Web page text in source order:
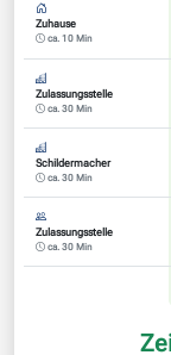
Zuhause
ca. 10 Min
Zulassungsstelle
ca. 30 Min
Schildermacher
ca. 30 Min
Zulassungsstelle
ca. 30 Min